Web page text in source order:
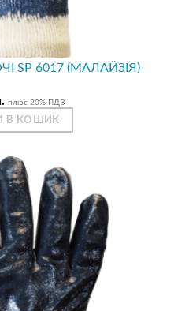
SP 6017 (МАЛАЙЗІЯ)
плюс 20% ПДВ
В КОШИК